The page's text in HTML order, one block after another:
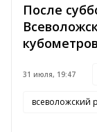
После
31 июля, 19:47
всеволожский